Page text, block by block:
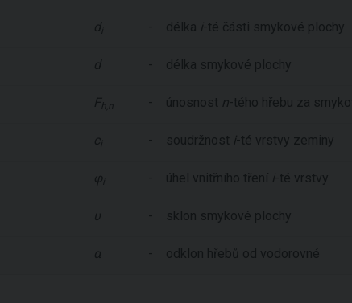
d - délka i-té části smykové plochy
d - délka smykové plochy
F h,n - únosnost n-tého hřebu za
c - soudržnost i-té vrstvy zeminy
φ - úhel vnitřního tření i-té vrstvy
υ - sklon smykové plochy
α - odklon hřebů od vodorovné